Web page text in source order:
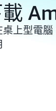
桌上型電